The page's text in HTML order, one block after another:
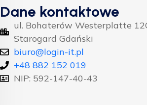
Dane kontaktowe
ul. Bohaterów Westerplatte
Starogard Gdański
biuro@login-it.pl
+48 882 152 019
NIP: 592-147-40-43